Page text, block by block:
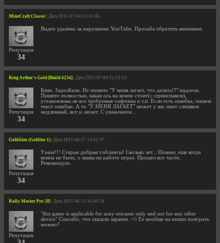
MineCraft Classic | Дата 2011-07-04 15:41:45
Репутация
34
Видео удалено за нарушение YouTube. Просьба обратить внимание.
King Arthur's Gold [Build 4234] | Дата 2011-07-04 15:23:53
Репутация
34
Блин. Задолбали. Не пишите "У меня лагает, что делать!?" надоело.
Пишите полностью, какая ось на компе стоит(с сервиспаком),
установлены ли все требуемые софтины и т.п. Если есть ошибка, пишем
текст ошибки. А то "У МЕНЯ ЛАГАЕТ" может у вас инет слишком
медленный, вот и лагает. С уважением...
Gobliiins (Goblins 1) | Дата 2011-06-27 14:52:47
Репутация
34
Уаааа!!! Старые добрые гоблинсы! Сколько лет... Помню, еще когда
компа не было, у мамы на работе играл. Прошел все части.
Рекомендую.
Rally Master Pro 3D | Дата 2011-06-11 16:46:58
Репутация
"this game is applicable for sony ericsson only and not for any other
device" Спасибо, что сказали заранее. =\\ Ее вообще на нокии поиграть
можно?